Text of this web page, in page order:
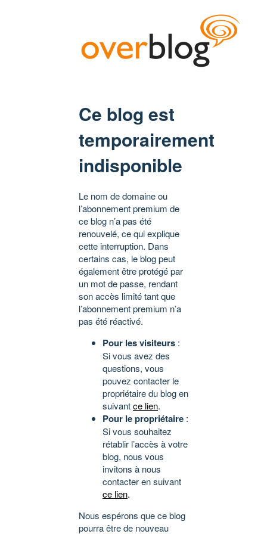
Ce blog est
temporairement
indisponible
Le nom de domaine ou
l’abonnement premium de
ce blog n’a pas été
renouvelé, ce qui explique
cette interruption. Dans
certains cas, le blog peut
également être protégé par
un mot de passe, rendant
son accès limité tant que
l’abonnement premium n’a
pas été réactivé.
Pour les visiteurs :
Si vous avez des
questions, vous
pouvez contacter le
propriétaire du blog en
suivantce lien.
Pour le propriétaire :
Si vous souhaitez
rétablir l’accès à votre
blog, nous vous
invitons à nous
contacter en suivant
ce lien.
Nous espérons que ce blog
pourra être de nouveau